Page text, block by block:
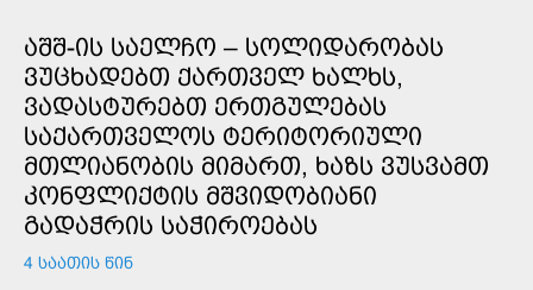
ᲐᲨᲨ-ᲘᲡ ᲡᲐᲔᲚᲩᲝ – ᲡᲝᲚᲘᲓᲐᲠᲝᲑᲐᲡ
ᲕᲣᲪᲮᲐᲓᲔᲑᲗ ᲥᲐᲠᲗᲕᲔᲚ ᲮᲐᲚᲮᲡ,
ᲕᲐᲓᲐᲡᲢᲣᲠᲔᲑᲗ ᲔᲠᲗᲒᲣᲚᲔᲑᲐᲡ
ᲡᲐᲥᲐᲠᲗᲕᲔᲚᲝᲡ ᲢᲔᲠᲘᲢᲝᲠᲘᲣᲚᲘ
ᲛᲗᲚᲘᲐᲜᲝᲑᲘᲡ ᲛᲘᲛᲐᲠᲗ, ᲮᲐᲖᲡ ᲕᲣᲡᲕᲐᲛᲗ
ᲙᲝᲜᲤᲚᲘᲥᲢᲘᲡ ᲛᲨᲕᲘᲓᲝᲑᲘᲐᲜᲘ
ᲒᲐᲓᲐᲭᲠᲘᲡ ᲡᲐᲭᲘᲠᲝᲔᲑᲐᲡ
4 ᲡᲐᲐᲗᲘᲡ ᲬᲘᲜ